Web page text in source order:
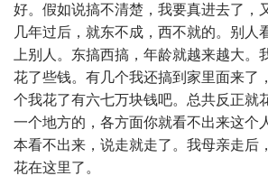
好。假如说搞不清楚，我要真进去了，
几年过后，就东不成，西不就的。别人
上别人。东搞西搞，年龄就越来越大。
花了些钱。有几个我还搞到家里面来了
个我花了有六七万块钱吧。总共反正就
一个地方的，各方面你就看不出来这个
本看不出来，说走就走了。我母亲走后
花在这里了。